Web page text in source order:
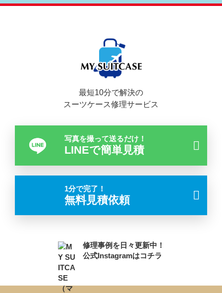
最短10分で解決の
スーツケース修理サービス
写真を撮って送るだけ！
LINEで簡単見積
1分で完了！
無料見積依頼
修理事例を日々更新中！
公式Instagramはコチラ